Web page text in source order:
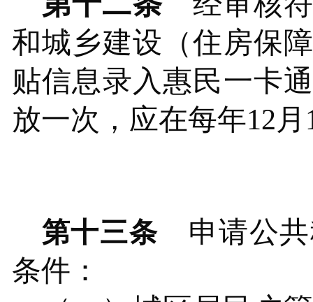
和城乡建设（住房保
贴信息录入惠民一卡
放一次，应在每年12
第十三条
申请公
条件：